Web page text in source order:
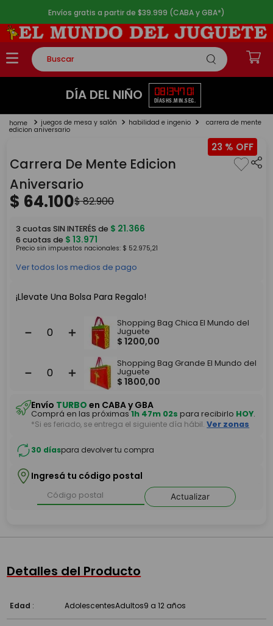
Envíos gratis a partir de $39.999 (CABA y GBA*)
Buscar
TÉRMINOS MÁS BUSCADOS
2.
lego
4.
monopatin
5. toy story
DÍA DEL NIÑO 08
DÍAS
13
HS.
47
MIN.
01
SEG.
juegos de mesa y salón habilidad e ingenio carrera de mente
edicion aniversario
23 %
Carrera De Mente Edicion
Aniversario
$ 64.100$82.900
3 cuotas SIN INTERÉS de $ 21.366
6 cuotas de $ 13.971
Precio sin impuestos nacionales: $ 52.975,21
Ver todos los medios de pago
¡Llevate Una Bolsa Para Regalo!
＋
－
Shopping Bag Chica El Mundo del
Juguete
$ 1200,00
＋
－
Shopping Bag Grande El Mundo del
Juguete
$ 1800,00
Envío TURBO en CABA y GBA
Comprá en las próximas1h 47m 02s para recibirlo HOY.
*Si es feriado, se entrega el siguiente día hábil. Ver zonas
30 díaspara devolver tu compra
Ingresá tu código postal
Actualizar
Detalles del Producto
Edad : AdolescentesAdultos9 a 12 años